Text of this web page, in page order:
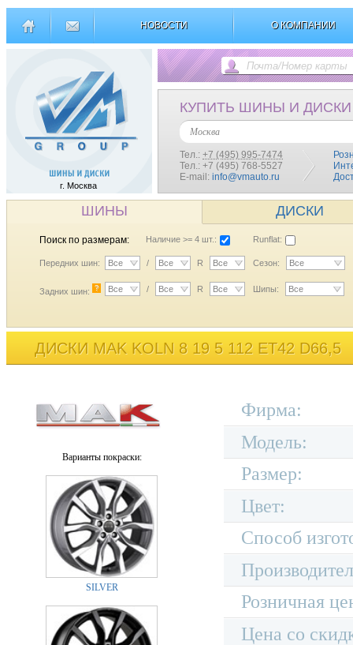
НОВОСТИ О КОМПАНИИ
г. Москва
КУПИТЬ ШИНЫ И ДИСКИ
Москва
Тел.: +7 (495) 995-7474
Тел.: +7 (495) 768-5527
E-mail: info@vmauto.ru
ШИНЫ ДИСКИ
Поиск по размерам: Наличие >= 4 шт.: Runflat:
Передних шин: Все / Все R Все Сезон: Все
Задних шин: ? Все / Все R Все Шипы: Все
ДИСКИ MAK KOLN 8 19 5 112 ET42 D66,5
Варианты покраски:
SILVER
Фирма:
Модель:
Размер:
Цвет:
Способ
Розничная
Цена со